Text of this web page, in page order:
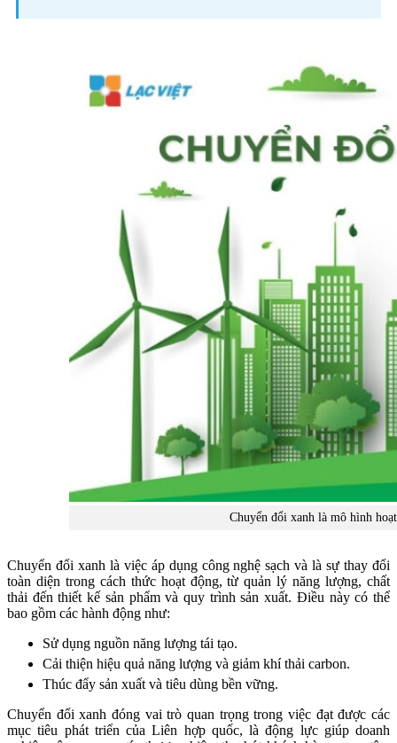
Chuyển đổi xanh là mô hình
Chuyển đổi xanh là việc áp dụng công nghệ sạch và là sự thay đổi
toàn diện trong cách thức hoạt động, từ quản lý năng lượng, chất
thải đến thiết kế sản phẩm và quy trình sản xuất. Điều này có thể
bao gồm các hành động như:
Sử dụng nguồn năng lượng tái tạo.
Cải thiện hiệu quả năng lượng và giảm khí thải carbon.
Thúc đẩy sản xuất và tiêu dùng bền vững.
Chuyển đổi xanh đóng vai trò quan trọng trong việc đạt được các
mục tiêu phát triển của Liên hợp quốc, là động lực giúp doanh